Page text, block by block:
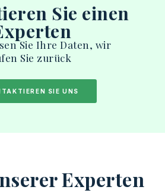
Sie einen
Sie Ihre Daten, wir
Sie zurück
SIE UNS
Experten